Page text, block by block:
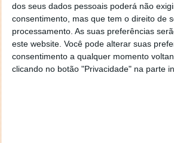
dos seus dados pessoais poderá não
consentimento, mas que tem o direito de
processamento. As suas preferências
este website. Você pode alterar suas
consentimento a qualquer momento
clicando no botão "Privacidade" na parte
Aos olhos podem não ser visíveis,
nos sensores mais sofisticados,
ser invadidos, perseguidos e até
então, o que se passa nesta
computadores”?